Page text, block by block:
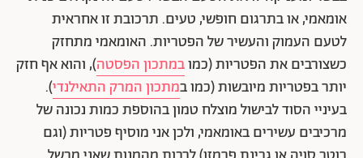
אומאמי, או בתרגום חופשי, טעים. תרכובת זו אחראית
לטעם העמוק והעשיר של הפטריות. האומאמי מתחזק
כשצורבים את הפטריות (כמובמתכון הפסטה), והוא אף חזק
יותר בפטריות מיובשות (כמו במתכון המרק התאילנדי).
בעיניי הסוד לבישול מוצלח טמון בהוספת כמות נכונה של
מרכיבים עשירים באומאמי, ולכן אני מוסיף פטריות (וגם